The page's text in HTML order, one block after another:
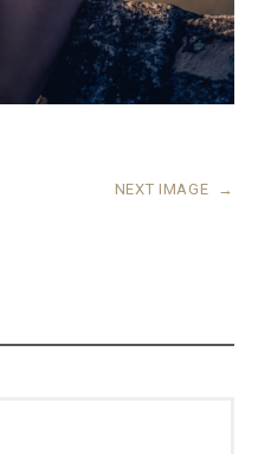
NEXT IMAGE →